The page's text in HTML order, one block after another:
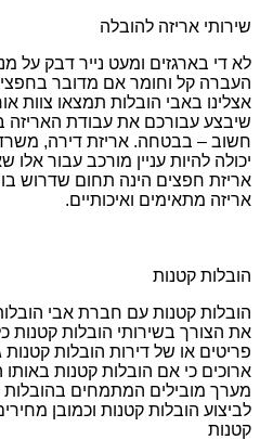
שירותי אריזה להובלה
לא די בארגזים ומעט נייר דבק על
העברה קל וחומר אם מדובר
אצלינו באבי הובלות תמצאו צוות
שיבצע עבורכם את עבודת האריזה
חשוב – בבטחה. אריזת דירה,
יכולה להיות עניין מורכב עבור אלו
אריזת חפצים הינה תחום שדרוש בו
אריזה מתאימים ואיכותיים.
הובלות קטנות
הובלות קטנות עם חברת אבי
את הצורך בשירותי הובלות קטנות
פריטים או של דירות הובלות קטנות
ארוכים כי אם הובלות קטנות
מערך מובילים המתמחים
לביצוע הובלות קטנות וכמובן
קטנות